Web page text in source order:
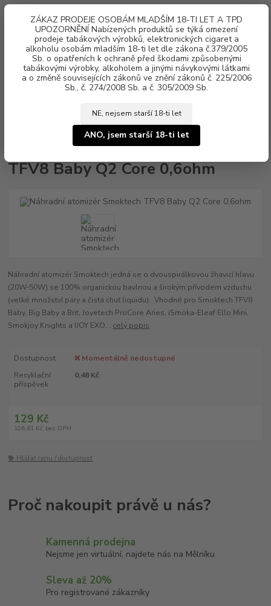
ZÁKAZ PRODEJE OSOBÁM MLADŠÍM 18-TI LET A TPD
UPOZORNĚNÍ Nabízených produktů se týká omezení
prodeje tabákových výrobků, elektronických cigaret a
alkoholu osobám mladším 18-ti let dle zákona č.379/2005
Sb. o opatřeních k ochraně před škodami způsobenými
tabákovými výrobky, alkoholem a jinými návykovými látkami
a o změně souvisejících zákonů ve znění zákonů č. 225/2006
Sb., č. 274/2008 Sb. a č. 305/2009 Sb.
NE, nejsem starší 18-ti let
ANO, jsem starší 18-ti let
Menu
za0 Kč
Náhradní atomizér Smoktech
TFV8 Baby Q2 Core 0,6ohm
Náhradní atomizér Smoktech jedná se o dvouspirálkovou žhavicí hlavu
(20W-50W) se 100% organickou bavlnou a širokým přívodem vzduchu
(velké množství páry a čistá chuť liquidu). Vhodné pro Smoktech TFV8
Baby, Big Baby a Brit, Joyetech ProCore Aries, iSmoka-Eleaf Ello Mini,
Smokjoy Knights a IJOY EXO... celý popis
Dostupnost
❌ Momentálně nedostupné
Recyklační
příspěvek
0,48 Kč
129 Kč
106,61 Kč bez DPH
🐕 Hlídat cenu / dostupnost
Kamenná prodejna
Nejsme jen virtuální, najdete nás na Mělníku
Sleva až 20%
Pro registrované zákazníky